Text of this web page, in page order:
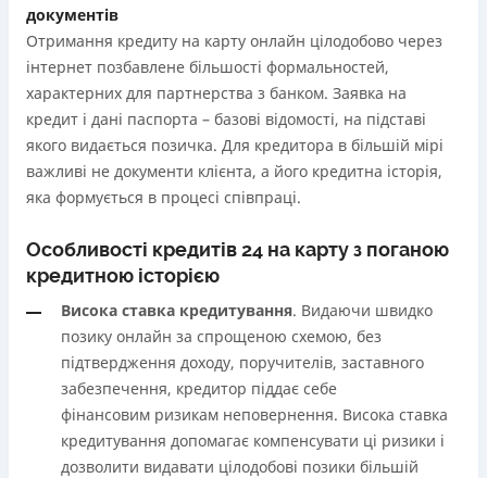
документів
Отримання кредиту на карту онлайн цілодобово через
інтернет позбавлене більшості формальностей,
характерних для партнерства з банком. Заявка на
кредит і дані паспорта – базові відомості, на підставі
якого видається позичка. Для кредитора в більшій мірі
важливі не документи клієнта, а його кредитна історія,
яка формується в процесі співпраці.
Особливості кредитів 24 на карту з поганою
кредитною історією
Висока ставка кредитування. Видаючи швидко
позику онлайн за спрощеною схемою, без
підтвердження доходу, поручителів, заставного
забезпечення, кредитор піддає себе
фінансовим ризикам неповернення. Висока ставка
кредитування допомагає компенсувати ці ризики і
дозволити видавати цілодобові позики більшій